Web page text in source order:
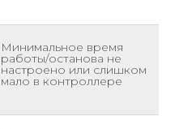
Минимальное время
работы/останова не
настроено или слишком
мало в контроллере